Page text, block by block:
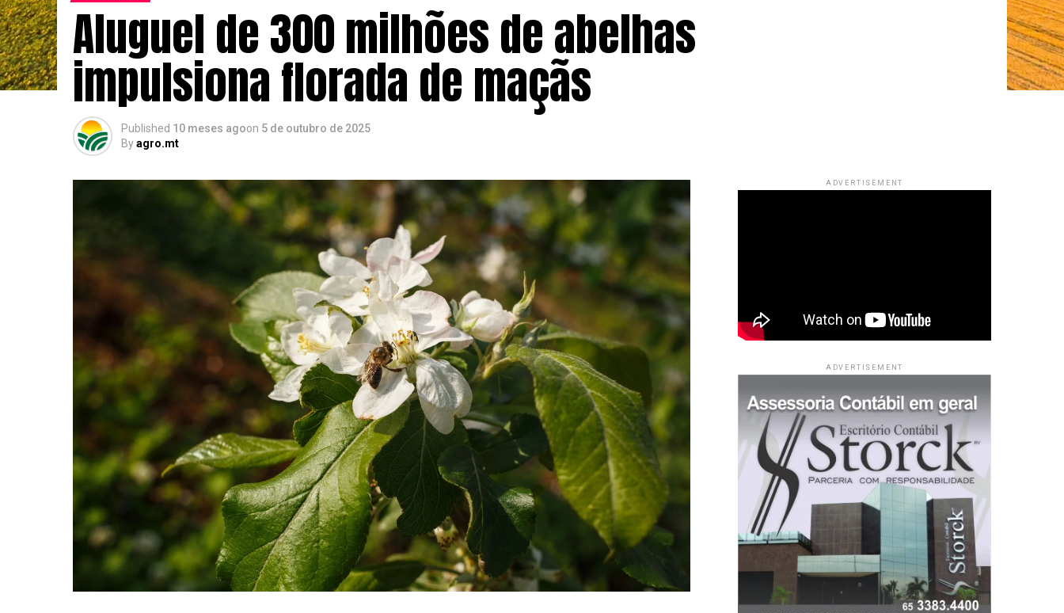
Aluguel de 300 milhões de abelhas
impulsiona florada de maçãs
Published 10 meses agoon 5 de outubro de 2025
Byagro.mt
ADVERTISEMENT
ADVERTISEMENT